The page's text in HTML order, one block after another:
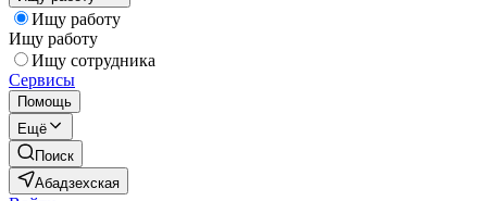
Ищу работу
Ищу работу
Ищу сотрудника
Сервисы
Помощь
Ещё
Поиск
Абадзехская